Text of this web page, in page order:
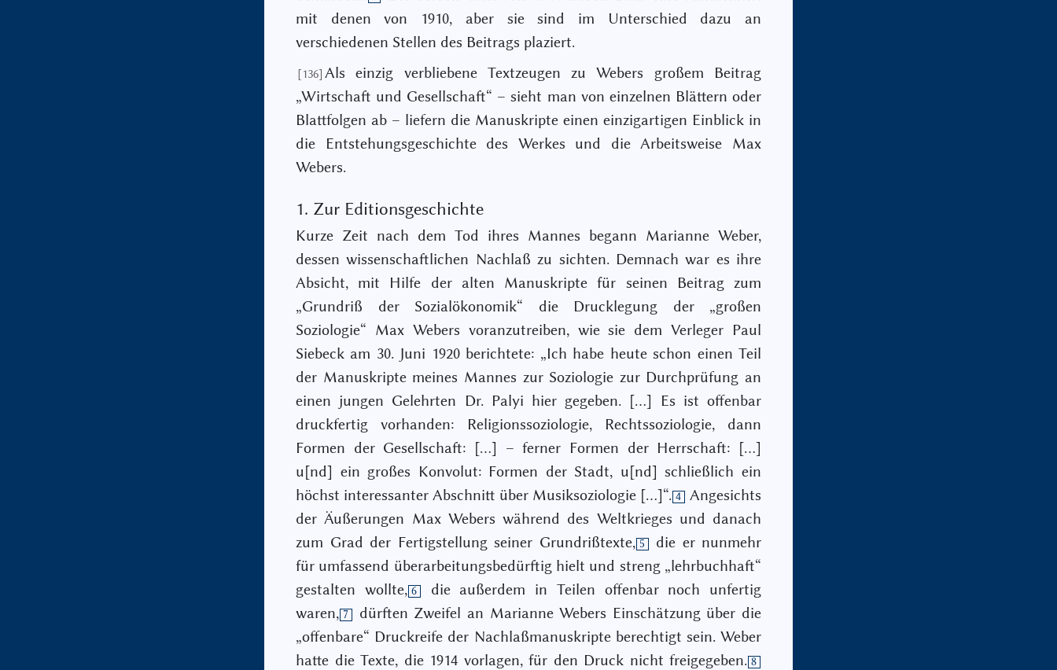
mit denen von 1910, aber sie sind im Unterschied dazu an
verschiedenen Stellen des Beitrags plaziert.
[136] Als einzig verbliebene Textzeugen zu Webers großem Beitrag
„Wirtschaft und Gesellschaft“ – sieht man von einzelnen Blättern oder
Blattfolgen ab – liefern die Manuskripte einen einzigartigen Einblick in
die Entstehungsgeschichte des Werkes und die Arbeitsweise Max
Webers.
1. Zur Editionsgeschichte
Kurze Zeit nach dem Tod ihres Mannes begann Marianne Weber,
dessen wissenschaftlichen Nachlaß zu sichten. Demnach war es ihre
Absicht, mit Hilfe der alten Manuskripte für seinen Beitrag zum
„Grundriß der Sozialökonomik“ die Drucklegung der „großen
Soziologie“ Max Webers voranzutreiben, wie sie dem Verleger Paul
Siebeck am 30. Juni 1920 berichtete: „Ich habe heute schon einen Teil
der Manuskripte meines Mannes zur Soziologie zur Durchprüfung an
einen jungen Gelehrten Dr. Palyi hier gegeben. […] Es ist offenbar
druckfertig vorhanden: Religionssoziologie, Rechtssoziologie, dann
Formen der Gesellschaft: […] – ferner Formen der Herrschaft: […]
u[nd] ein großes Konvolut: Formen der Stadt, u[nd] schließlich ein
höchst interessanter Abschnitt über Musiksoziologie […]“. 4
Angesichts
der Äußerungen Max Webers während des Weltkrieges und danach
zum Grad der Fertigstellung seiner Grundrißtexte, 5
die er nunmehr
für umfassend überarbeitungsbedürftig hielt und streng „lehrbuchhaft“
gestalten wollte, 6
die außerdem in Teilen offenbar noch unfertig
waren, 7
dürften Zweifel an Marianne Webers Einschätzung über die
„offenbare“ Druckreife der Nachlaßmanuskripte berechtigt sein. Weber
hatte die Texte, die 1914 vorlagen, für den Druck nicht freigegeben. 8